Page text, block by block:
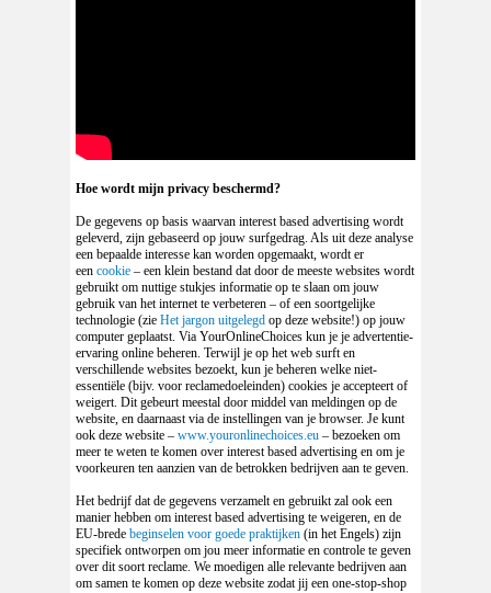
Hoe wordt mijn privacy beschermd?
De gegevens op basis waarvan interest based advertising wordt
geleverd, zijn gebaseerd op jouw surfgedrag. Als uit deze analyse
een bepaalde interesse kan worden opgemaakt, wordt er
een cookie – een klein bestand dat door de meeste websites wordt
gebruikt om nuttige stukjes informatie op te slaan om jouw
gebruik van het internet te verbeteren – of een soortgelijke
technologie (zie Het jargon uitgelegd op deze website!) op jouw
computer geplaatst. Via YourOnlineChoices kun je je advertentie-
ervaring online beheren. Terwijl je op het web surft en
verschillende websites bezoekt, kun je beheren welke niet-
essentiële (bijv. voor reclamedoeleinden) cookies je accepteert of
weigert. Dit gebeurt meestal door middel van meldingen op de
website, en daarnaast via de instellingen van je browser. Je kunt
ook deze website – www.youronlinechoices.eu – bezoeken om
meer te weten te komen over interest based advertising en om je
voorkeuren ten aanzien van de betrokken bedrijven aan te geven.
Het bedrijf dat de gegevens verzamelt en gebruikt zal ook een
manier hebben om interest based advertising te weigeren, en de
EU-brede beginselen voor goede praktijken (in het Engels) zijn
specifiek ontworpen om jou meer informatie en controle te geven
over dit soort reclame. We moedigen alle relevante bedrijven aan
om samen te komen op deze website zodat jij een one-stop-shop